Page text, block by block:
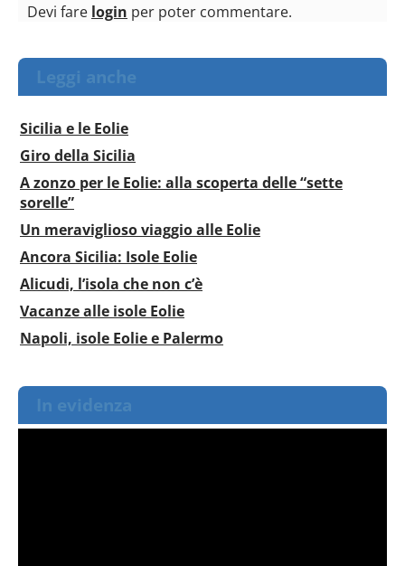
Devi fare login per poter commentare.
Leggi anche
Sicilia e le Eolie
Giro della Sicilia
A zonzo per le Eolie: alla scoperta delle “sette
sorelle”
Un meraviglioso viaggio alle Eolie
Ancora Sicilia: Isole Eolie
Alicudi, l’isola che non c’è
Vacanze alle isole Eolie
Napoli, isole Eolie e Palermo
In evidenza